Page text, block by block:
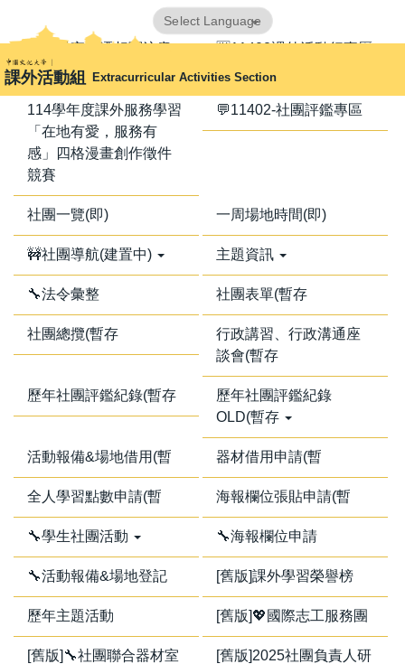
到
主
要
內
課外活動組 Extracurricular Activities Section
Translate
📢器材室搬遷相關注意
事項📢
🈺11402課外活動行事曆
114學年度課外服務學習
「在地有愛，服務有
感」四格漫畫創作徵件
競賽
💬11402-社團評鑑專區
社團一覽(即) 一周場地時間(即)
🚧社團導航(建置中) 主題資訊
🔧法令彙整 社團表單(暫存
社團總攬(暫存
行政講習、行政溝通座
談會(暫存
歷年社團評鑑紀錄(暫存
歷年社團評鑑紀錄
OLD(暫存
活動報備&場地借用(暫 器材借用申請(暫
全人學習點數申請(暫 海報欄位張貼申請(暫
🔧學生社團活動 🔧海報欄位申請
🔧活動報備&場地登記 [舊版]課外學習榮譽榜
歷年主題活動 [舊版]💖國際志工服務團
[舊版]🔧社團聯合器材室
[舊版]2025社團負責人研